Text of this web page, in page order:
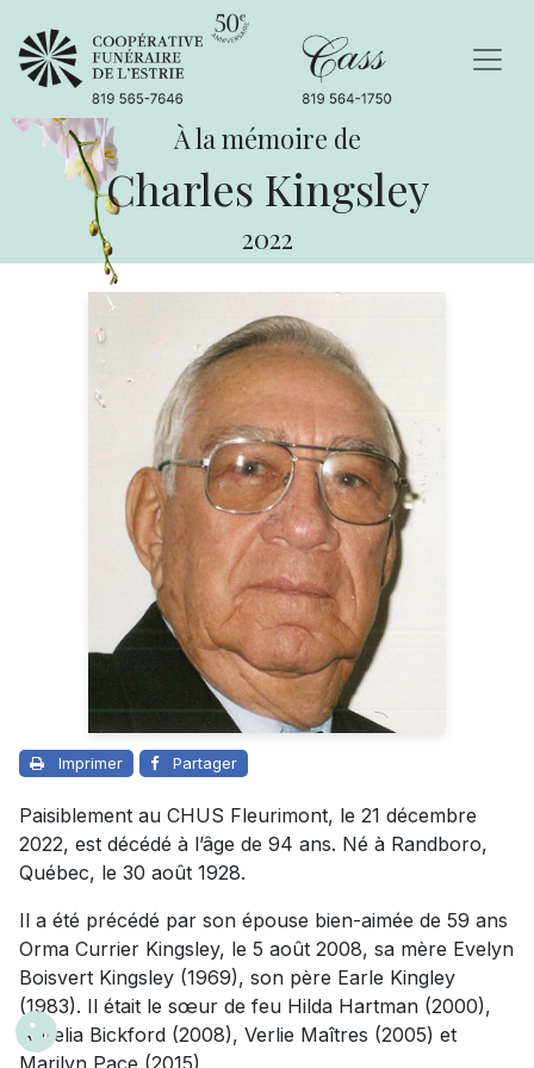
À la mémoire de
Charles Kingsley
2022
Imprimer Partager
Paisiblement au CHUS Fleurimont, le 21 décembre
2022, est décédé à l’âge de 94 ans. Né à Randboro,
Québec, le 30 août 1928.
Il a été précédé par son épouse bien-aimée de 59 ans
Orma Currier Kingsley, le 5 août 2008, sa mère Evelyn
Boisvert Kingsley (1969), son père Earle Kingley
(1983). Il était le sœur de feu Hilda Hartman (2000),
Aurelia Bickford (2008), Verlie Maîtres (2005) et